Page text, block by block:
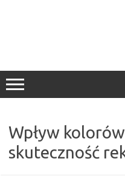
Wpływ
skuteczność